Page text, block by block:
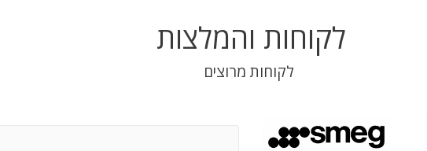
לקוחות והמלצות
לקוחות מרוצים